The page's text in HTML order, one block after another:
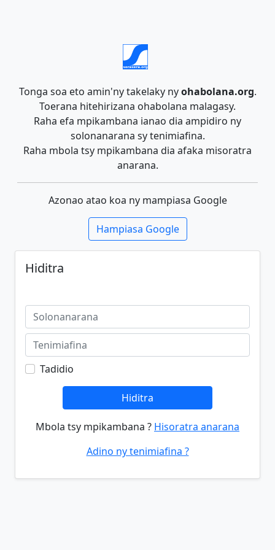
Tonga soa eto amin'ny takelaky nyohabolana.org.
Toerana hitehirizana ohabolana malagasy.
Raha efa mpikambana ianao dia ampidiro ny
solonanarana sy tenimiafina.
Raha mbola tsy mpikambana dia afaka misoratra
anarana.
Azonao atao koa ny mampiasa Google
Hampiasa Google
Hiditra
Tadidio
Hiditra
Mbola tsy mpikambana ? Hisoratra anarana
Adino ny tenimiafina ?